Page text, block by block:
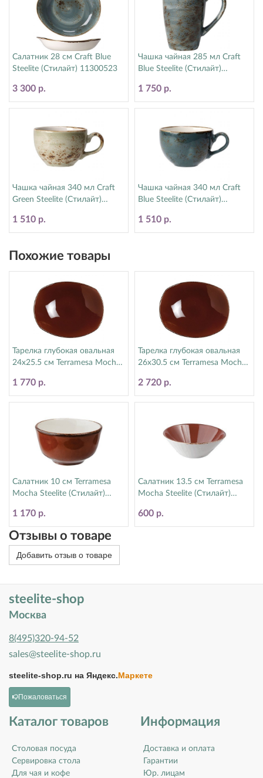
Салатник 28 см Craft Blue
Steelite (Стилайт) 11300523
3 300 р.
Чашка чайная 285 мл Craft
Blue Steelite (Стилайт)
1 750 р.
Чашка чайная 340 мл Craft
Green Steelite (Стилайт)
1 510 р.
Чашка чайная 340 мл Craft
Blue Steelite (Стилайт)
1 510 р.
Похожие товары
Тарелка глубокая овальная
24х25.5 см Terramesa Mocha
1 770 р.
Тарелка глубокая овальная
26х30.5 см Terramesa Mocha
2 720 р.
Салатник 10 см Terramesa
Mocha Steelite (Стилайт)
1 170 р.
Салатник 13.5 см Terramesa
Mocha Steelite (Стилайт)
600 р.
Отзывы о товаре
Добавить отзыв о товаре
steelite-shop
Москва
8(495)320-94-52
sales@steelite-shop.ru
steelite-shop.ru на Яндекс.Маркете
Пожаловаться
Каталог товаров
Столовая посуда
Сервировка стола
Для чая и кофе
Информация
Доставка и оплата
Гарантии
Юр. лицам